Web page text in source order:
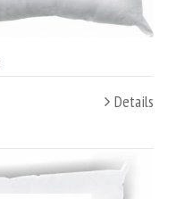
Details